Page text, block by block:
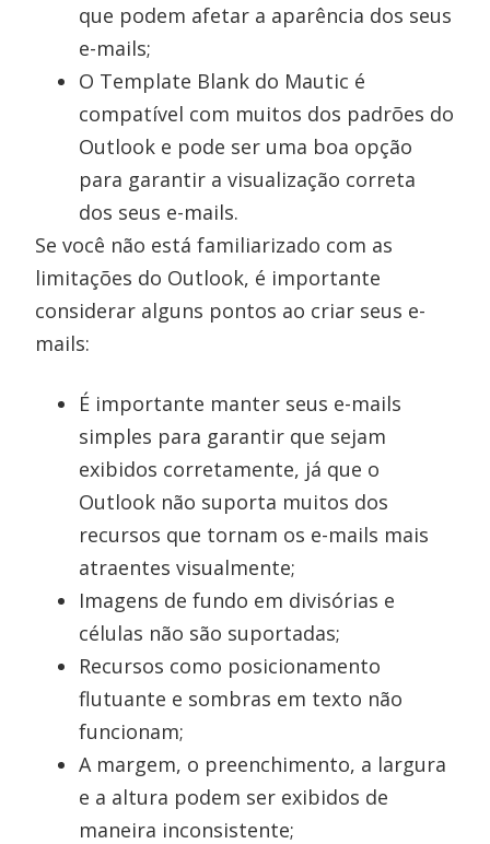
que podem afetar a aparência dos seus
e-mails;
O Template Blank do Mautic é
compatível com muitos dos padrões do
Outlook e pode ser uma boa opção
para garantir a visualização correta
dos seus e-mails.
Se você não está familiarizado com as
limitações do Outlook, é importante
considerar alguns pontos ao criar seus e-
mails:
É importante manter seus e-mails
simples para garantir que sejam
exibidos corretamente, já que o
Outlook não suporta muitos dos
recursos que tornam os e-mails mais
atraentes visualmente;
Imagens de fundo em divisórias e
células não são suportadas;
Recursos como posicionamento
flutuante e sombras em texto não
funcionam;
A margem, o preenchimento, a largura
e a altura podem ser exibidos de
maneira inconsistente;